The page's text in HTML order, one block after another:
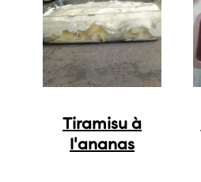
Tiramisu à
l'ananas